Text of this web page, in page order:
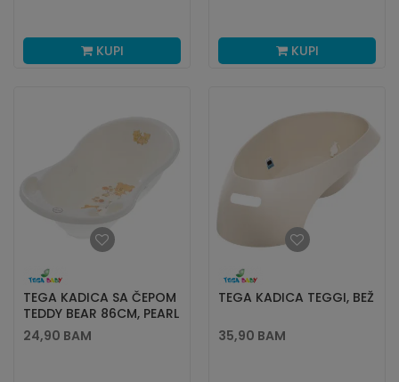
KUPI KUPI
TEGA KADICA SA ČEPOM
TEDDY BEAR 86CM, PEARL
24,90 BAM
TEGA KADICA TEGGI, BEŽ
35,90 BAM